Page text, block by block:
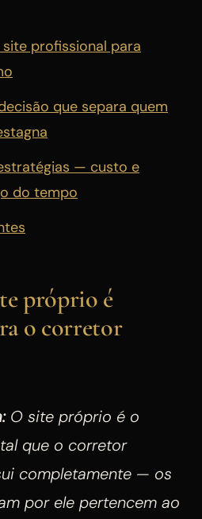
profissional para
que separa quem
— custo e
do tempo
próprio é
o corretor
O site próprio é o
que o corretor
completamente — os
por ele pertencem ao